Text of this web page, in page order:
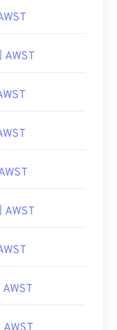
AWST
AWST
AWST